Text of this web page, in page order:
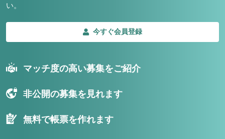
い。
今すぐ会員登録
マッチ度の高い募集をご紹介
非公開の募集を見れます
無料で帳票を作れます